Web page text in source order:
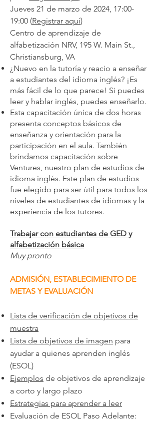
Jueves 21 de marzo de 2024, 17:00-
19:00 (Registrar aquí)
Centro de aprendizaje de
alfabetización NRV, 195 W. Main St.,
Christiansburg, VA
¿Nuevo en la tutoría y reacio a enseñar
a estudiantes del idioma inglés? ¡Es
más fácil de lo que parece! Si puedes
leer y hablar inglés, puedes enseñarlo.
Esta capacitación única de dos horas
presenta conceptos básicos de
enseñanza y orientación para la
participación en el aula. También
brindamos capacitación sobre
Ventures, nuestro plan de estudios de
idioma inglés. Este plan de estudios
fue elegido para ser útil para todos los
niveles de estudiantes de idiomas y la
experiencia de los tutores.
Trabajar con estudiantes de GED y
alfabetización básica
Muy pronto
ADMISIÓN, ESTABLECIMIENTO DE
METAS Y EVALUACIÓN
Lista de verificación de objetivos de
muestra
Lista de objetivos de imagen para
ayudar a quienes aprenden inglés
(ESOL)
Ejemplos de objetivos de aprendizaje
a corto y largo plazo
Estrategias para aprender a leer
Evaluación de ESOL Paso Adelante: